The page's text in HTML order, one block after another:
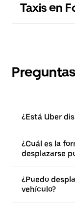
Taxis en
¿Está Uber
¿Cuál es la
desplazarse
¿Puedo
vehículo?